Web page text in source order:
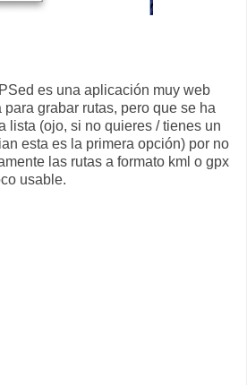
es una aplicación muy web
grabar rutas, pero que se ha
lista (ojo, si no quieres / tienes un
esta es la primera opción) por no
las rutas a formato kml o gpx
usable.